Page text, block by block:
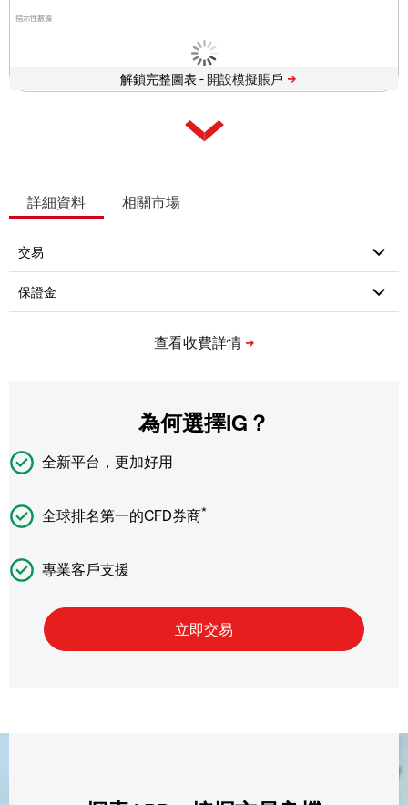
指示性數據
解鎖完整圖表 -
詳細資料 相關市場
為何選擇IG？
全新平台，更加好用
全球排名第一的CFD券商*
專業客戶支援